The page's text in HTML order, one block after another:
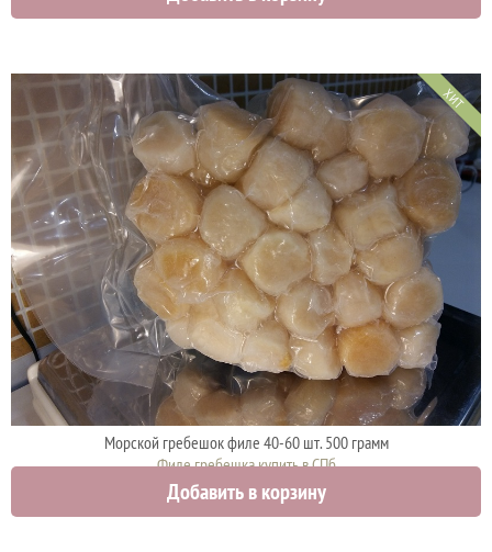
ХИТ
Морской гребешок филе 40-60 шт. 500 грамм
Филе гребешка купить в СПб
2000 руб.
Добавить в корзину